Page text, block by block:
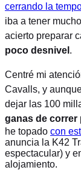
cerrando la
iba a tener
acierto preparar
poco desnivel .
Centré mi
Cavalls, y
dejar las 100
ganas de correr
he topado con
anuncia la K42
espectacular) y
alojamiento.